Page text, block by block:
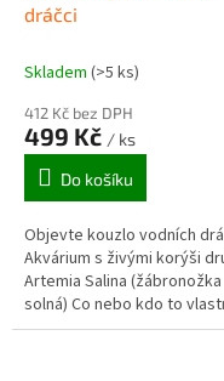
dráčci
Skladem (>5 ks)
412 Kč bez DPH
499 Kč / ks
Do košíku
Objevte kouzlo vodních
Akvárium s živými korýši
Artemia Salina (žábronožka
solná) Co nebo kdo to
jsou vodní dráčci? Jsou to